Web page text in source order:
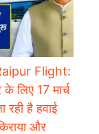
Flight:
के लिए 17 मार्च
है हवाई
और